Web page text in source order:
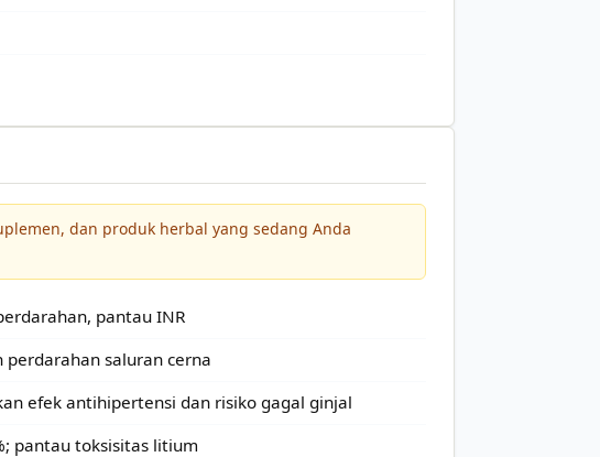
dan produk herbal yang sedang Anda
pantau INR
saluran cerna
efek antihipertensi dan risiko gagal ginjal
pantau toksisitas litium